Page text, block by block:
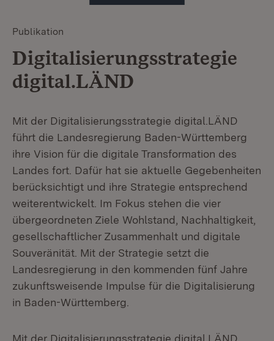
Publikation
Digitalisierungsstrategie
digital.LÄND
Mit der Digitalisierungsstrategie digital.LÄND
führt die Landesregierung Baden-Württemberg
ihre Vision für die digitale Transformation des
Landes fort. Dafür hat sie aktuelle Gegebenheiten
berücksichtigt und ihre Strategie entsprechend
weiterentwickelt. Im Fokus stehen die vier
übergeordneten Ziele Wohlstand, Nachhaltigkeit,
gesellschaftlicher Zusammenhalt und digitale
Souveränität. Mit der Strategie setzt die
Landesregierung in den kommenden fünf Jahre
zukunftsweisende Impulse für die Digitalisierung
in Baden-Württemberg.
Mit der Digitalisierungsstrategie digital.LÄND